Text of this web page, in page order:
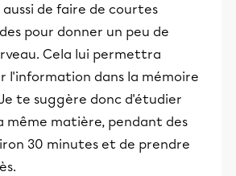
de faire de courtes
pour donner un peu de
Cela lui permettra
l'information dans la mémoire
te suggère donc d'étudier
même matière, pendant des
30 minutes et de prendre